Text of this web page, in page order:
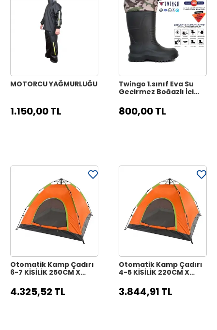
MOTORCU YAĞMURLUĞU
1.150,00 TL
Twingo 1.sınıf Eva Su
Geçirmez Boğazlı İçi
800,00 TL
Otomatik Kamp Çadırı
6-7 KİŞİLİK 250CM X
4.325,52 TL
Otomatik Kamp Çadırı
4-5 KİŞİLİK 220CM X
3.844,91 TL